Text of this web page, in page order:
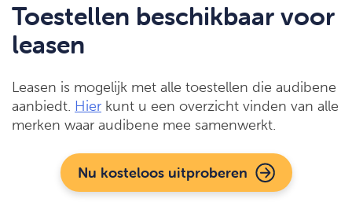
Toestellen beschikbaar voor
leasen
Leasen is mogelijk met alle toestellen die audibene
aanbiedt. Hier kunt u een overzicht vinden van alle
merken waar audibene mee samenwerkt.
Nu kosteloos uitproberen